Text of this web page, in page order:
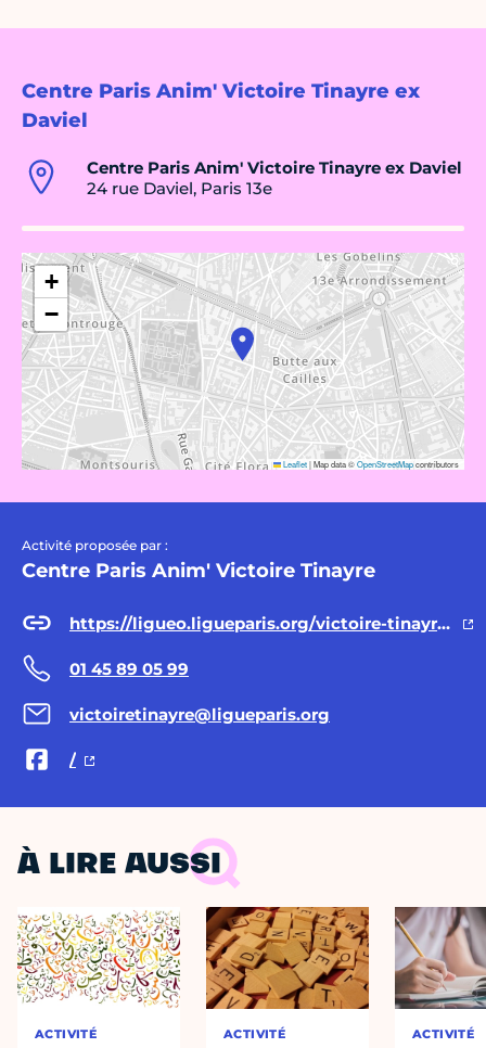
Centre Paris Anim' Victoire Tinayre ex
Daviel
Centre Paris Anim' Victoire Tinayre ex Daviel
24 rue Daviel, Paris 13e
+
−
Leaflet|Map data ©OpenStreetMapcontributors
Activité proposée par :
Centre Paris Anim' Victoire Tinayre
https://ligueo.ligueparis.org/victoire-tinayre/-/modalites/quotient
01 45 89 05 99
victoiretinayre@ligueparis.org
/
À LIRE AUSSI
ACTIVITÉ ACTIVITÉ ACTIVITÉ